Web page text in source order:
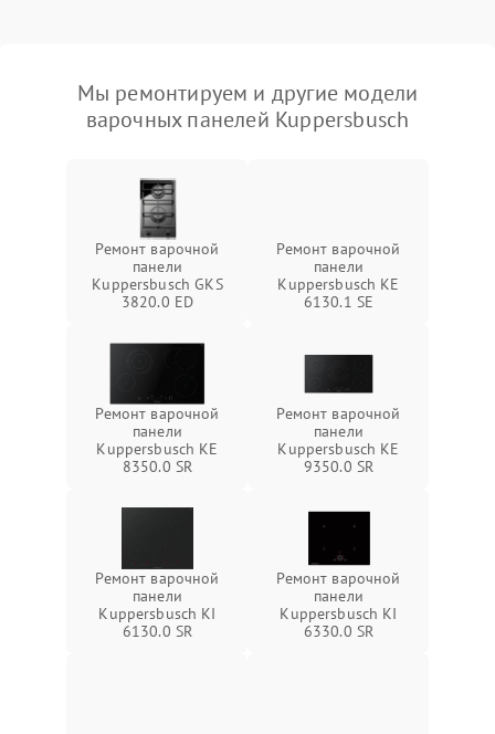
Мы ремонтируем и другие модели
варочных панелей Kuppersbusch
Ремонт варочной
панели
Kuppersbusch GKS
3820.0 ED
Ремонт варочной
панели
Kuppersbusch KE
6130.1 SE
Ремонт варочной
панели
Kuppersbusch KE
8350.0 SR
Ремонт варочной
панели
Kuppersbusch KE
9350.0 SR
Ремонт варочной
панели
Kuppersbusch KI
6130.0 SR
Ремонт варочной
панели
Kuppersbusch KI
6330.0 SR